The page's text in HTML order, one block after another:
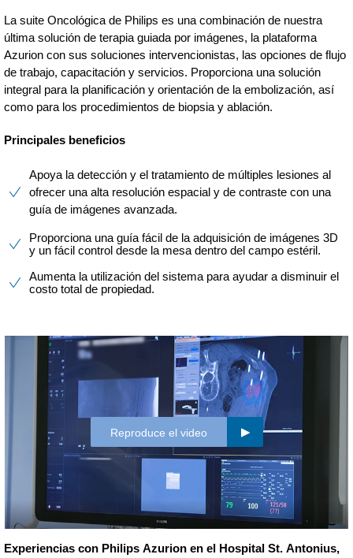
La suite Oncológica de Philips es una combinación de nuestra
última solución de terapia guiada por imágenes, la plataforma
Azurion con sus soluciones intervencionistas, las opciones de flujo
de trabajo, capacitación y servicios. Proporciona una solución
integral para la planificación y orientación de la embolización, así
como para los procedimientos de biopsia y ablación.
Principales beneficios
Apoya la detección y el tratamiento de múltiples lesiones al
ofrecer una alta resolución espacial y de contraste con una
guía de imágenes avanzada.
Proporciona una guía fácil de la adquisición de imágenes 3D
y un fácil control desde la mesa dentro del campo estéril.
Aumenta la utilización del sistema para ayudar a disminuir el
costo total de propiedad.
Reproduce el video
Experiencias con Philips Azurion en el Hospital St. Antonius,